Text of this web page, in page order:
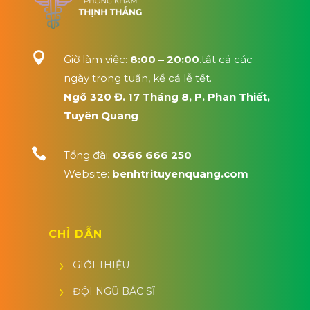
 Giờ làm việc: 8:00 – 20:00.tất cả các
ngày trong tuần, kể cả lễ tết.
Ngõ 320 Đ. 17 Tháng 8, P. Phan Thiết,
Tuyên Quang
 Tổng đài: 0366 666 250
Website: benhtrituyenquang.com
CHỈ DẪN
GIỚI THIỆU
ĐỘI NGŨ BÁC SĨ